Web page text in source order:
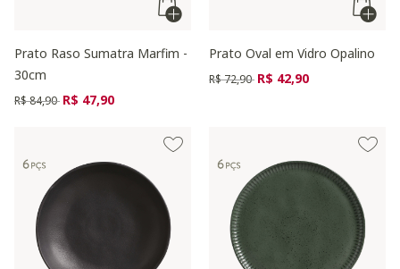
Prato Raso Sumatra Marfim -
30cm
Preço reduzido de
R$ 84,90 para
R$ 47,90
Prato Oval em Vidro Opalino
Preço reduzido de
R$ 72,90 para
R$ 42,90